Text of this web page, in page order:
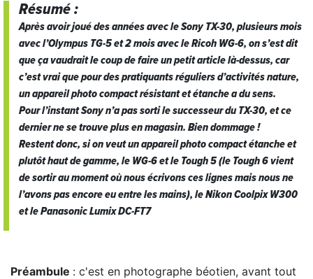
Résumé :
Après avoir joué des années avec le Sony TX-30, plusieurs mois
avec l’Olympus TG-5 et 2 mois avec le Ricoh WG-6, on s’est dit
que ça vaudrait le coup de faire un petit article là-dessus, car
c’est vrai que pour des pratiquants réguliers d’activités nature,
un appareil photo compact résistant et étanche a du sens.
Pour l’instant Sony n’a pas sorti le successeur du TX-30, et ce
dernier ne se trouve plus en magasin. Bien dommage !
Restent donc, si on veut un appareil photo compact étanche et
plutôt haut de gamme, le WG-6 et le Tough 5 (le Tough 6 vient
de sortir au moment où nous écrivons ces lignes mais nous ne
l’avons pas encore eu entre les mains), le Nikon Coolpix W300
et le Panasonic Lumix DC-FT7
Préambule : c'est en photographe béotien, avant tout